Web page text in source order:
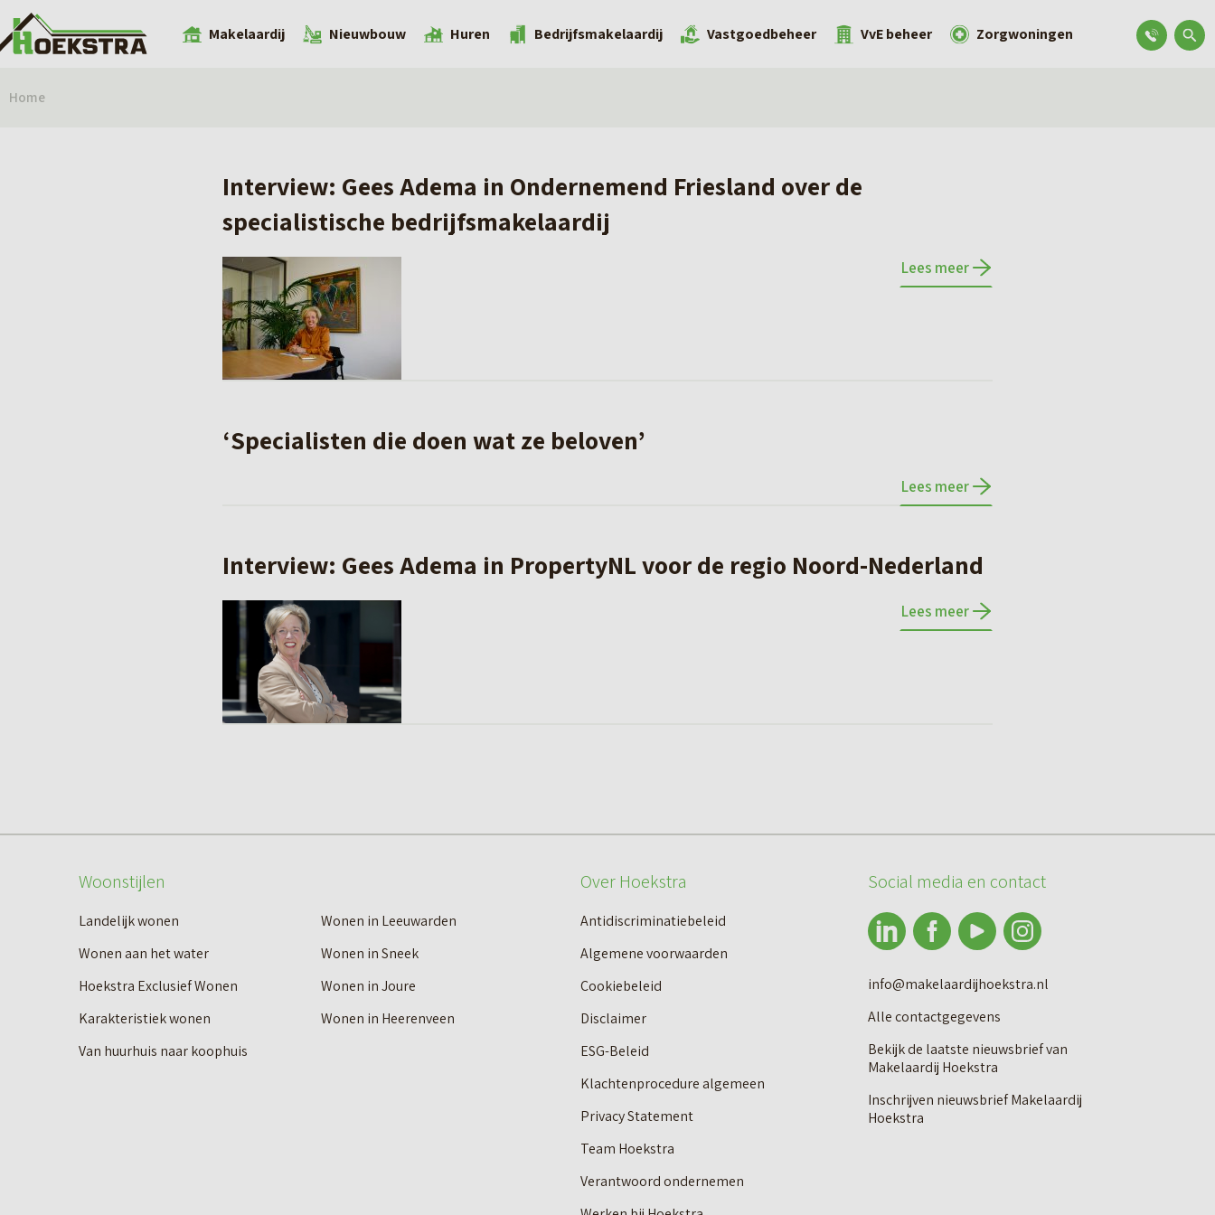
Makelaardij Nieuwbouw Huren Bedrijfsmakelaardij Vastgoedbeheer VvE beheer Zorgwoningen
Home
Interview: Gees Adema in Ondernemend Friesland over de
specialistische bedrijfsmakelaardij
Lees meer
‘Specialisten die doen wat ze beloven’
Lees meer
Interview: Gees Adema in PropertyNL voor de regio Noord-Nederland
Lees meer
Woonstijlen
Landelijk wonen
Wonen in Leeuwarden
Wonen aan het water
Wonen in Sneek
Hoekstra Exclusief Wonen
Wonen in Joure
Karakteristiek wonen
Wonen in Heerenveen
Van huurhuis naar koophuis
Over Hoekstra
Antidiscriminatiebeleid
Algemene voorwaarden
Cookiebeleid
Disclaimer
ESG-Beleid
Klachtenprocedure algemeen
Privacy Statement
Team Hoekstra
Verantwoord ondernemen
Social media en contact
info@makelaardijhoekstra.nl
Alle contactgegevens
Bekijk de laatste nieuwsbrief van
Makelaardij Hoekstra
Inschrijven nieuwsbrief Makelaardij
Hoekstra